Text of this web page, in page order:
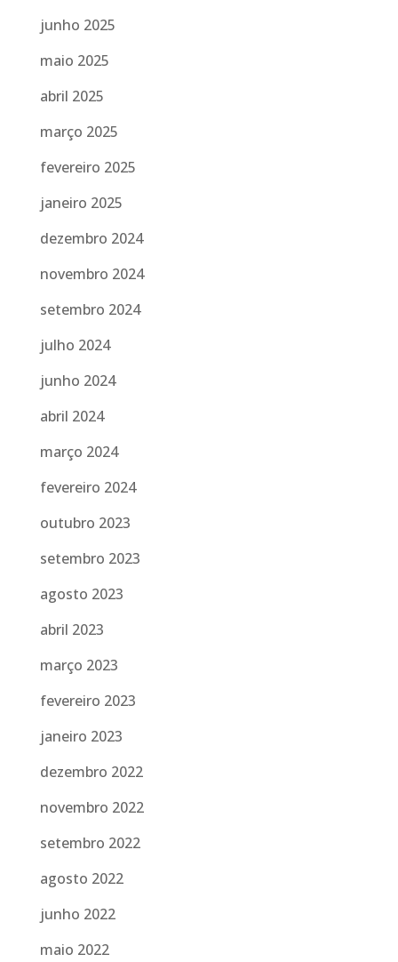
junho 2025
maio 2025
abril 2025
março 2025
fevereiro 2025
janeiro 2025
dezembro 2024
novembro 2024
setembro 2024
julho 2024
junho 2024
abril 2024
março 2024
fevereiro 2024
outubro 2023
setembro 2023
agosto 2023
abril 2023
março 2023
fevereiro 2023
janeiro 2023
dezembro 2022
novembro 2022
setembro 2022
agosto 2022
junho 2022
maio 2022